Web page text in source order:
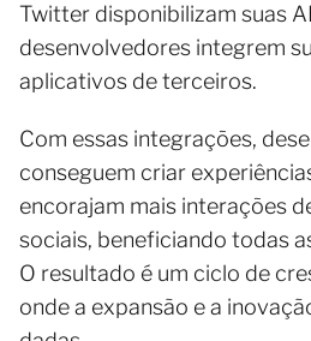
Twitter disponibilizam suas
desenvolvedores integrem
aplicativos de terceiros.
Com essas integrações,
conseguem criar
encorajam mais interações
sociais, beneficiando todas
O resultado é um ciclo de
onde a expansão e a